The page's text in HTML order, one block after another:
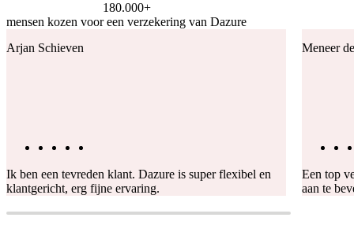
180.000+
mensen kozen voor een verzekering van Dazure
Arjan Schieven
Ik ben een tevreden klant. Dazure is super flexibel en
klantgericht, erg fijne ervaring.
Meneer
Een top
aan te